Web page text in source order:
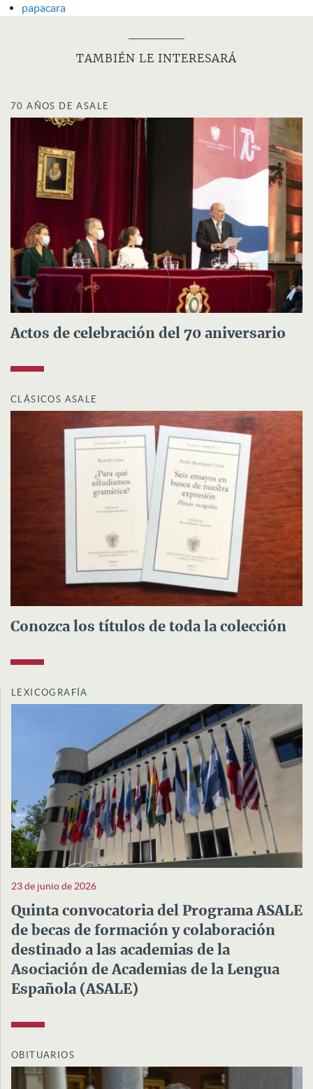
papacara
TAMBIÉN LE INTERESARÁ
70 AÑOS DE ASALE
Actos de celebración del 70 aniversario
CLÁSICOS ASALE
Conozca los títulos de toda la colección
LEXICOGRAFÍA
23 de junio de 2026
Quinta convocatoria del Programa ASALE
de becas de formación y colaboración
destinado a las academias de la
Asociación de Academias de la Lengua
Española (ASALE)
OBITUARIOS